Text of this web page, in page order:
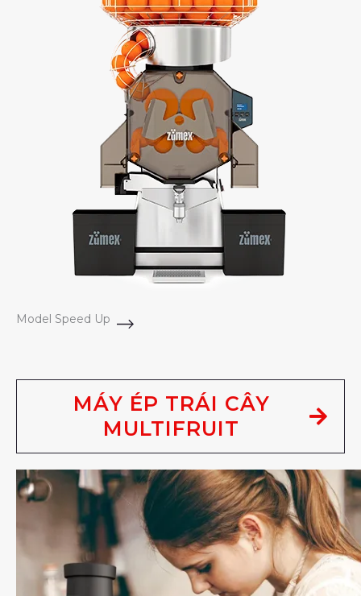
Model Speed Up
MÁY ÉP TRÁI CÂY
MULTIFRUIT